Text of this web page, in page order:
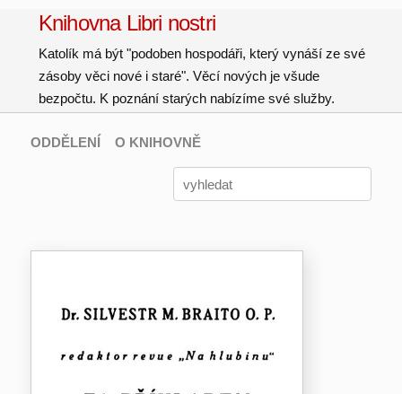
Knihovna Libri nostri
Katolík má být "podoben hospodáři, který vynáší ze své
zásoby věci nové i staré". Věcí nových je všude
bezpočtu. K poznání starých nabízíme své služby.
ODDĚLENÍ O KNIHOVNĚ